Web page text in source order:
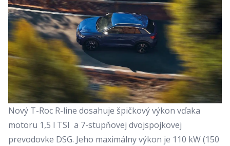
Nový T-Roc R-line dosahuje špičkový výkon vďaka
motoru 1,5 l TSI a 7-stupňovej dvojspojkovej
prevodovke DSG. Jeho maximálny výkon je 110 kW (150